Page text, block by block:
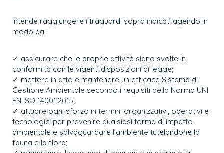
Intende raggiungere i traguardi sopra indicati agendo in
modo da:
✓ assicurare che le proprie attività siano svolte in
conformità con le vigenti disposizioni di legge;
✓ mettere in atto e mantenere un efficace Sistema di
Gestione Ambientale secondo i requisiti della Norma UNI
EN ISO 14001:2015;
✓ attuare ogni sforzo in termini organizzativi, operativi e
tecnologici per prevenire qualsiasi forma di impatto
ambientale e salvaguardare l’ambiente tutelandone la
fauna e la flora;